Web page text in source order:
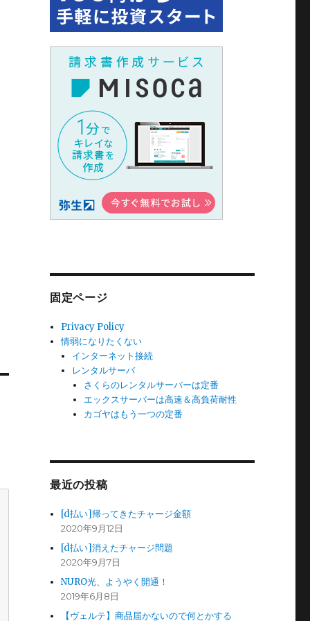
固定ページ
Privacy Policy
情弱になりたくない
インターネット接続
レンタルサーバ
さくらのレンタルサーバーは定番
エックスサーバーは高速＆高負荷耐性
カゴヤはもう一つの定番
最近の投稿
[d払い]帰ってきたチャージ金額
2020年9月12日
[d払い]消えたチャージ問題
2020年9月7日
NURO光、ようやく開通！
2019年6月8日
【ヴェルテ】商品届かないので何とかする